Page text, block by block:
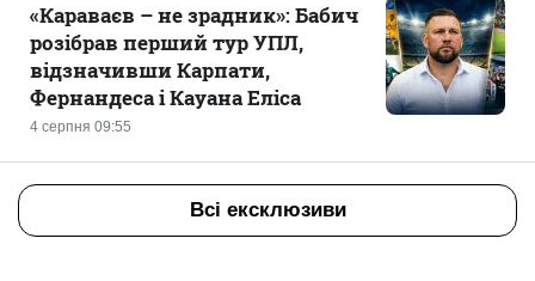
4 серпня 09:55
«Караваєв – не зрадник»: Бабич
розібрав перший тур УПЛ,
відзначивши Карпати,
Фернандеса і Кауана Еліса
Всі ексклюзиви